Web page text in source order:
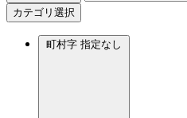
カテゴリ選択
町村字 指定なし